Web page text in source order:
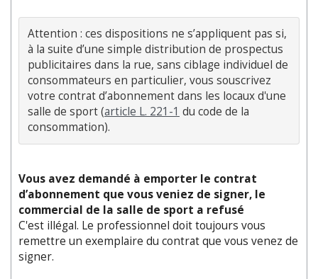
Attention : ces dispositions ne s’appliquent pas si,
à la suite d’une simple distribution de prospectus
publicitaires dans la rue, sans ciblage individuel de
consommateurs en particulier, vous souscrivez
votre contrat d’abonnement dans les locaux d'une
salle de sport (article L. 221-1 du code de la
Vous avez demandé à emporter le contrat
d’abonnement que vous veniez de signer, le
commercial de la salle de sport a refusé
C'est illégal. Le professionnel doit toujours vous
remettre un exemplaire du contrat que vous venez de
signer.